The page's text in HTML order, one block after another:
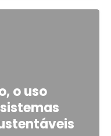
o uso